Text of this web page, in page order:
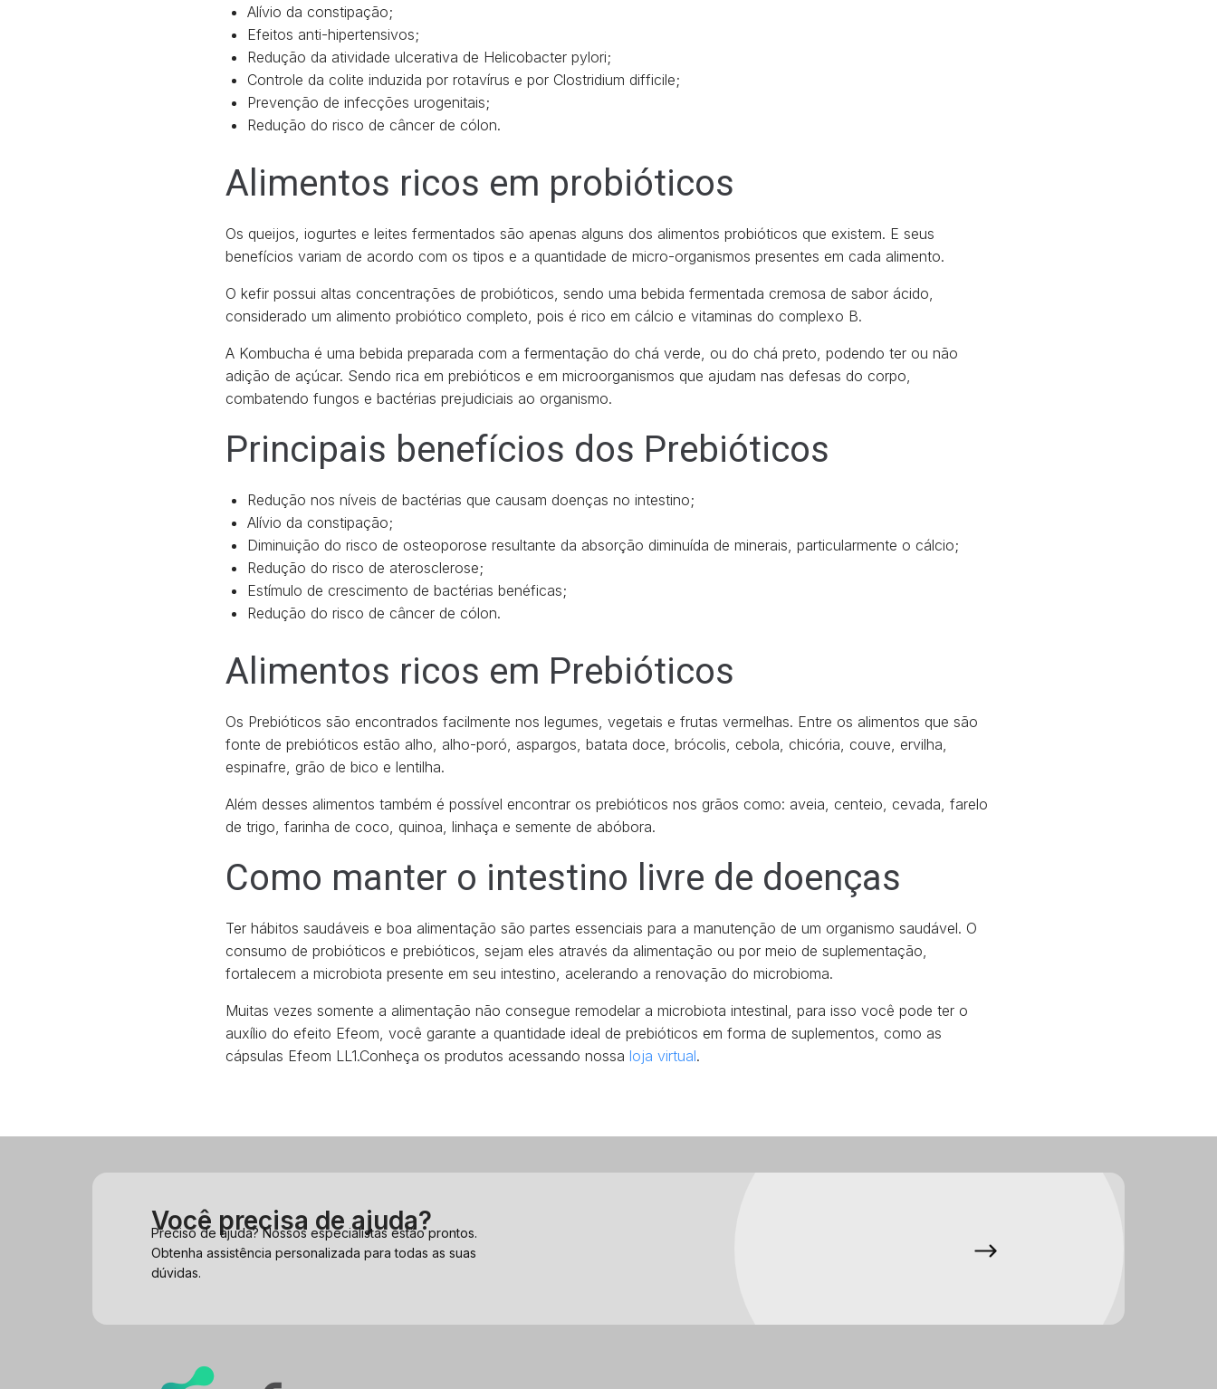
Alívio da constipação;
Efeitos anti-hipertensivos;
Redução da atividade ulcerativa de Helicobacter pylori;
Controle da colite induzida por rotavírus e por Clostridium difficile;
Prevenção de infecções urogenitais;
Redução do risco de câncer de cólon.
Alimentos ricos em probióticos
Os queijos, iogurtes e leites fermentados são apenas alguns dos alimentos probióticos que existem. E seus
benefícios variam de acordo com os tipos e a quantidade de micro-organismos presentes em cada alimento.
O kefir possui altas concentrações de probióticos, sendo uma bebida fermentada cremosa de sabor ácido,
considerado um alimento probiótico completo, pois é rico em cálcio e vitaminas do complexo B.
A Kombucha é uma bebida preparada com a fermentação do chá verde, ou do chá preto, podendo ter ou não
adição de açúcar. Sendo rica em prebióticos e em microorganismos que ajudam nas defesas do corpo,
combatendo fungos e bactérias prejudiciais ao organismo.
Principais benefícios dos Prebióticos
Redução nos níveis de bactérias que causam doenças no intestino;
Alívio da constipação;
Diminuição do risco de osteoporose resultante da absorção diminuída de minerais, particularmente o cálcio;
Redução do risco de aterosclerose;
Estímulo de crescimento de bactérias benéficas;
Redução do risco de câncer de cólon.
Alimentos ricos em Prebióticos
Os Prebióticos são encontrados facilmente nos legumes, vegetais e frutas vermelhas. Entre os alimentos que são
fonte de prebióticos estão alho, alho-poró, aspargos, batata doce, brócolis, cebola, chicória, couve, ervilha,
espinafre, grão de bico e lentilha.
Além desses alimentos também é possível encontrar os prebióticos nos grãos como: aveia, centeio, cevada, farelo
de trigo, farinha de coco, quinoa, linhaça e semente de abóbora.
Como manter o intestino livre de doenças
Ter hábitos saudáveis e boa alimentação são partes essenciais para a manutenção de um organismo saudável. O
consumo de probióticos e prebióticos, sejam eles através da alimentação ou por meio de suplementação,
fortalecem a microbiota presente em seu intestino, acelerando a renovação do microbioma.
Muitas vezes somente a alimentação não consegue remodelar a microbiota intestinal, para isso você pode ter o
auxílio do efeito Efeom, você garante a quantidade ideal de prebióticos em forma de suplementos, como as
cápsulas Efeom LL1.Conheça os produtos acessando nossa loja virtual.
Você precisa de ajuda?
Preciso de ajuda? Nossos especialistas estão prontos.
Obtenha assistência personalizada para todas as suas
dúvidas.
Conheça nossos produtos